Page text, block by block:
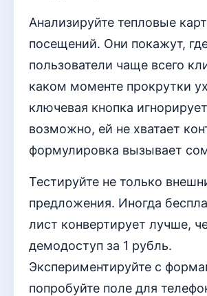
Анализируйте тепловые
посещений. Они покажут,
пользователи чаще всего
каком моменте прокрутки
ключевая кнопка
возможно, ей не хватает
формулировка вызывает
Тестируйте не только
предложения. Иногда
лист конвертирует лучше,
демодоступ за 1 рубль.
Экспериментируйте с
попробуйте поле для